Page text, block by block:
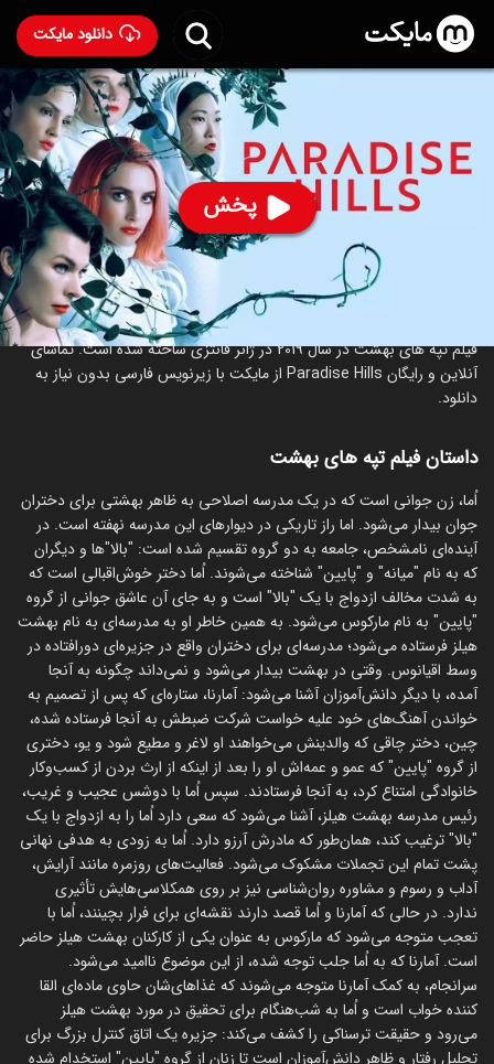
دانلود مایکت
پخش
۴۹۷ 75 ۵.۲
ساخت اسپانیا سال 2019 رده سنی ۱۳+
درباره فیلم تپه ‌های بهشت
فیلم تپه ‌های بهشت در سال 2019 در ژانر فانتزی ساخته شده است. تماشای
آنلاین و رایگان Paradise Hills از مایکت با زیرنویس فارسی بدون نیاز به
دانلود.
داستان فیلم تپه ‌های بهشت
اُما، زن جوانی است که در یک مدرسه اصلاحی به ظاهر بهشتی برای دختران
جوان بیدار می‌شود. اما راز تاریکی در دیوارهای این مدرسه نهفته است. در
آینده‌ای نامشخص، جامعه به دو گروه تقسیم شده است: "بالا"‌ها و دیگران
که به نام "میانه" و "پایین" شناخته می‌شوند. اُما دختر خوش‌اقبالی است که
به شدت مخالف ازدواج با یک "بالا" است و به جای آن عاشق جوانی از گروه
"پایین" به نام مارکوس می‌شود. به همین خاطر او به مدرسه‌ای به نام بهشت
هیلز فرستاده می‌شود؛ مدرسه‌ای برای دختران واقع در جزیره‌ای دورافتاده در
وسط اقیانوس. وقتی در بهشت بیدار می‌شود و نمی‌داند چگونه به آنجا
آمده، با دیگر دانش‌آموزان آشنا می‌شود: آمارنا، ستاره‌ای که پس از تصمیم به
خواندن آهنگ‌های خود علیه خواست شرکت ضبطش به آنجا فرستاده شده،
چین، دختر چاقی که والدینش می‌خواهند او لاغر و مطیع شود و یو، دختری
از گروه "پایین" که عمو و عمه‌اش او را بعد از اینکه از ارث بردن از کسب‌وکار
خانوادگی امتناع کرد، به آنجا فرستادند. سپس اُما با دوشس عجیب و غریب،
رئیس مدرسه بهشت هیلز، آشنا می‌شود که سعی دارد اُما را به ازدواج با یک
"بالا" ترغیب کند، همان‌طور که مادرش آرزو دارد. اُما به زودی به هدفی نهانی
پشت تمام این تجملات مشکوک می‌شود. فعالیت‌های روزمره مانند آرایش،
آداب و رسوم و مشاوره روان‌شناسی نیز بر روی همکلاسی‌هایش تأثیری
ندارد. در حالی که آمارنا و اُما قصد دارند نقشه‌ای برای فرار بچینند، اُما با
تعجب متوجه می‌شود که مارکوس به عنوان یکی از کارکنان بهشت هیلز حاضر
است. آمارنا که به اُما جلب توجه شده، از این موضوع ناامید می‌شود.
سرانجام، به کمک آمارنا متوجه می‌شوند که غذاهای‌شان حاوی ماده‌ای القا
کننده خواب است و اُما به شب‌هنگام برای تحقیق در مورد بهشت هیلز
می‌رود و حقیقت ترسناکی را کشف می‌کند: جزیره یک اتاق کنترل بزرگ برای
تحلیل رفتار و ظاهر دانش‌آموزان است تا زنان از گروه "پایین" استخدام شده